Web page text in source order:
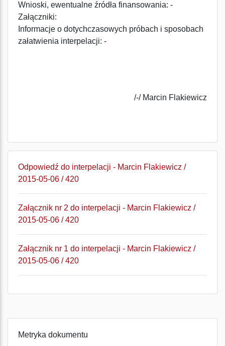
Wnioski, ewentualne źródła finansowania: -
Załączniki:
Informacje o dotychczasowych próbach i sposobach
załatwienia interpelacji: -
/-/ Marcin Flakiewicz
Odpowiedź do interpelacji - Marcin Flakiewicz /
2015-05-06 / 420
Załącznik nr 2 do interpelacji - Marcin Flakiewicz /
2015-05-06 / 420
Załącznik nr 1 do interpelacji - Marcin Flakiewicz /
2015-05-06 / 420
Metryka dokumentu